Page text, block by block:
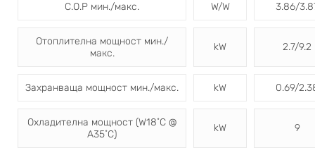
C.O.P мин./макс. W/W 3.86/
Отоплителна мощност мин./
макс.
kW 2.7/9.2
Захранваща мощност мин./макс. kW 0.69/
Охладителна мощност (W18˚C @
A35˚C)
kW 9